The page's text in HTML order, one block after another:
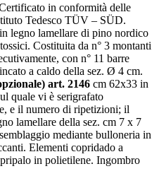
in conformità delle
Tedesco TÜV – SÜD.
legno lamellare di pino nordico
Costituita da n° 3 montanti
con n° 11 barre
a caldo della sez. Ø 4 cm.
art. 2146 cm 62x33 in
quale vi è serigrafato
e il numero di ripetizioni; il
lamellare della sez. cm 7 x 7
mediante bulloneria in
Elementi copridado a
in polietilene. Ingombro